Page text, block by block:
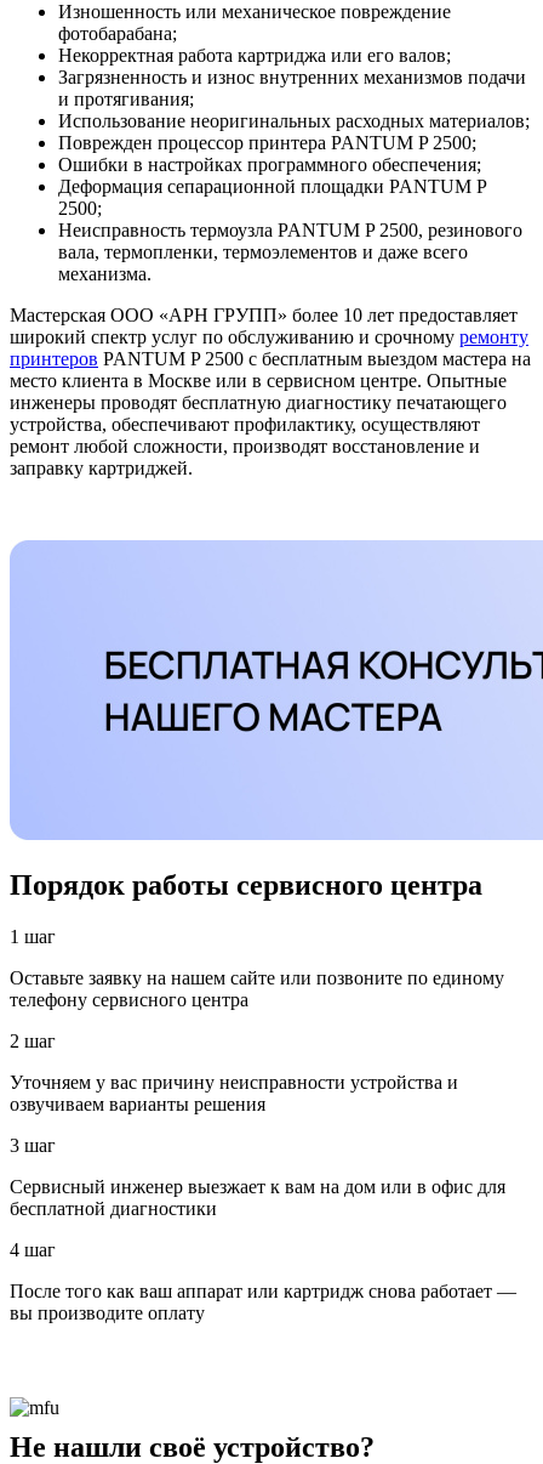
Изношенность или механическое повреждение
фотобарабана;
Некорректная работа картриджа или его валов;
Загрязненность и износ внутренних механизмов подачи
и протягивания;
Использование неоригинальных расходных материалов;
Поврежден процессор принтера PANTUM P 2500;
Ошибки в настройках программного обеспечения;
Деформация сепарационной площадки PANTUM P
2500;
Неисправность термоузла PANTUM P 2500, резинового
вала, термопленки, термоэлементов и даже всего
механизма.
Мастерская ООО «АРН ГРУПП» более 10 лет предоставляет
широкий спектр услуг по обслуживанию и срочному ремонту
принтеров PANTUM P 2500 с бесплатным выездом мастера на
место клиента в Москве или в сервисном центре. Опытные
инженеры проводят бесплатную диагностику печатающего
устройства, обеспечивают профилактику, осуществляют
ремонт любой сложности, производят восстановление и
заправку картриджей.
Порядок работы сервисного центра
1 шаг
Оставьте заявку на нашем сайте или позвоните по единому
телефону сервисного центра
2 шаг
Уточняем у вас причину неисправности устройства и
озвучиваем варианты решения
3 шаг
Сервисный инженер выезжает к вам на дом или в офис для
бесплатной диагностики
4 шаг
После того как ваш аппарат или картридж снова работает —
вы производите оплату
Не нашли своё устройство?